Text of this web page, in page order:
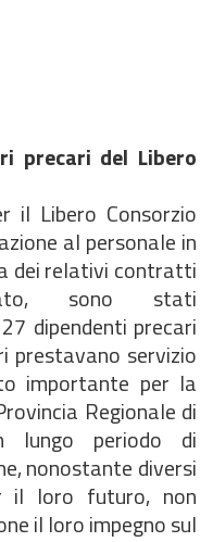
precari del Libero
il Libero Consorzio
al personale in
dei relativi contratti
sono stati
dipendenti precari
prestavano servizio
importante per la
Regionale di
lungo periodo di
nonostante diversi
il loro futuro, non
il loro impegno sul